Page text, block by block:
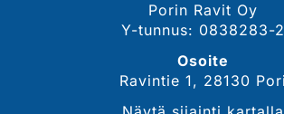
Porin Ravit Oy
Y-tunnus: 0838283-2
Osoite
Ravintie 1, 28130 Pori